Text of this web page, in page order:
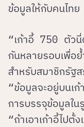
ข้อมูลให้กับคนไทย
“เก้าอี้ 750 ตัวนี่
กันหลายรอบเพื่อ
สำหรับสมาชิกรัฐ
“ข้อมูลจะอยู่บนเ
การบรรจุข้อมูลใ
“ถ้าเอาเก้าอี้ไปตั้